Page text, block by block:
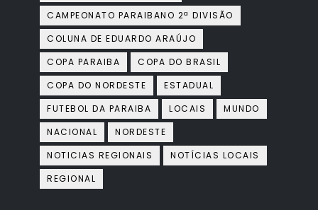
CAMPEONATO PARAIBANO 2ª DIVISÃO
COLUNA DE EDUARDO ARAÚJO
COPA PARAIBA
COPA DO BRASIL
COPA DO NORDESTE
ESTADUAL
FUTEBOL DA PARAIBA
LOCAIS
MUNDO
NACIONAL
NORDESTE
NOTICIAS REGIONAIS
NOTÍCIAS LOCAIS
REGIONAL